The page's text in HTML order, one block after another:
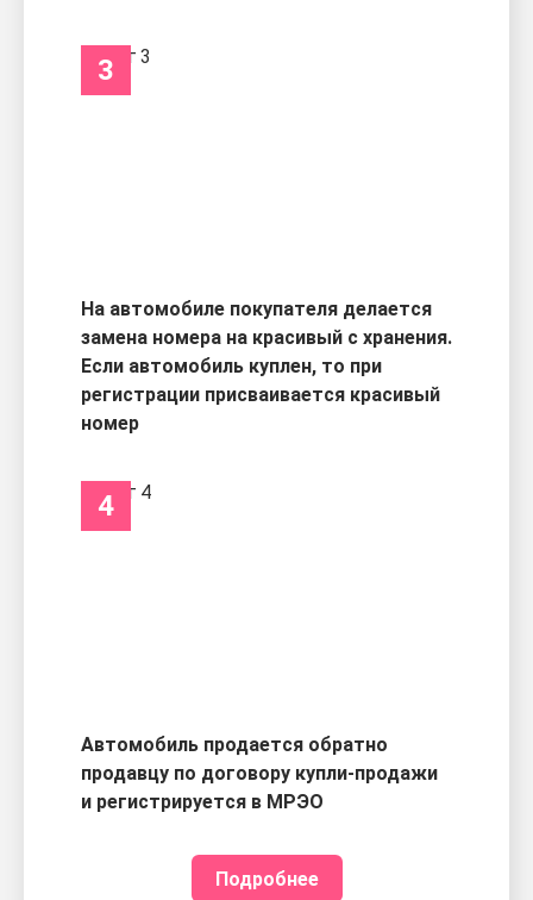
3
На автомобиле покупателя делается
замена номера на красивый с хранения.
Если автомобиль куплен, то при
регистрации присваивается красивый
номер
4
Автомобиль продается обратно
продавцу по договору купли-продажи
и регистрируется в МРЭО
Подробнее